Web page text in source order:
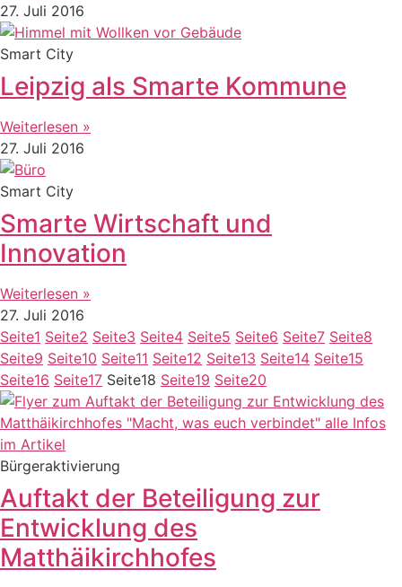
27. Juli 2016
Smart City
Leipzig als Smarte Kommune
Weiterlesen »
27. Juli 2016
Smart City
Smarte Wirtschaft und
Innovation
Weiterlesen »
27. Juli 2016
Seite1 Seite2 Seite3 Seite4 Seite5 Seite6 Seite7 Seite8
Seite9 Seite10 Seite11 Seite12 Seite13 Seite14 Seite15
Seite16 Seite17 Seite18 Seite19 Seite20
Bürgeraktivierung
Auftakt der Beteiligung zur
Entwicklung des
Matthäikirchhofes